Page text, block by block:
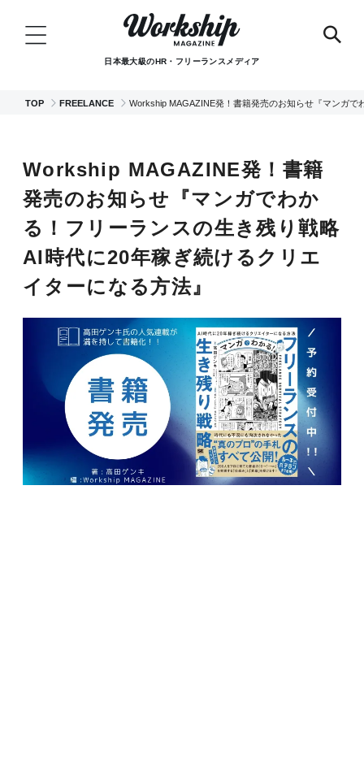
日本最大級のHR・フリーランスメディア
TOP FREELANCE Workship MAGAZINE発！書籍発売のお知らせ『マンガ
Workship MAGAZINE発！書籍
発売のお知らせ『マンガでわか
る！フリーランスの生き残り戦略
AI時代に20年稼ぎ続けるクリエ
イターになる方法』